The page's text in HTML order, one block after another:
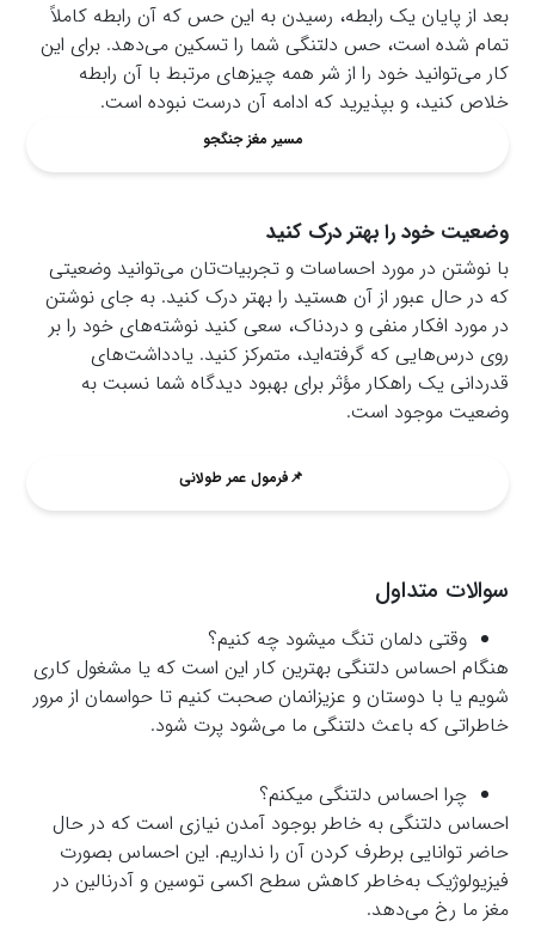
بعد از پایان یک رابطه، رسیدن به این حس که آن رابطه کاملاً
تمام شده است، حس دلتنگی شما را تسکین می‌دهد. برای این
کار می‌توانید خود را از شر همه چیزهای مرتبط با آن رابطه
خلاص کنید، و بپذیرید که ادامه آن درست نبوده است.
مسیر مغز جنگجو
وضعیت خود را بهتر درک کنید
با نوشتن در مورد احساسات و تجربیات‌تان می‌توانید وضعیتی
که در حال عبور از آن هستید را بهتر درک کنید. به جای نوشتن
در مورد افکار منفی و دردناک، سعی کنید نوشته‌های خود را بر
روی درس‌هایی که گرفته‌اید، متمرکز کنید. یادداشت‌های
قدردانی یک راهکار مؤثر برای بهبود دیدگاه شما نسبت به
وضعیت موجود است.
📌فرمول عمر طولانی
سوالات متداول
وقتی دلمان تنگ میشود چه کنیم؟
هنگام احساس دلتنگی بهترین کار این است که یا مشغول کاری
شویم یا با دوستان و عزیزانمان صحبت کنیم تا حواسمان از مرور
خاطراتی که باعث دلتنگی ما می‌شود پرت شود.
چرا احساس دلتنگی میکنم؟
احساس دلتنگی به خاطر بوجود آمدن نیازی است که در حال
حاضر توانایی برطرف کردن آن را نداریم. این احساس بصورت
فیزیولوژیک به‌خاطر کاهش سطح اکسی توسین و آدرنالین در
مغز ما رخ می‌دهد.